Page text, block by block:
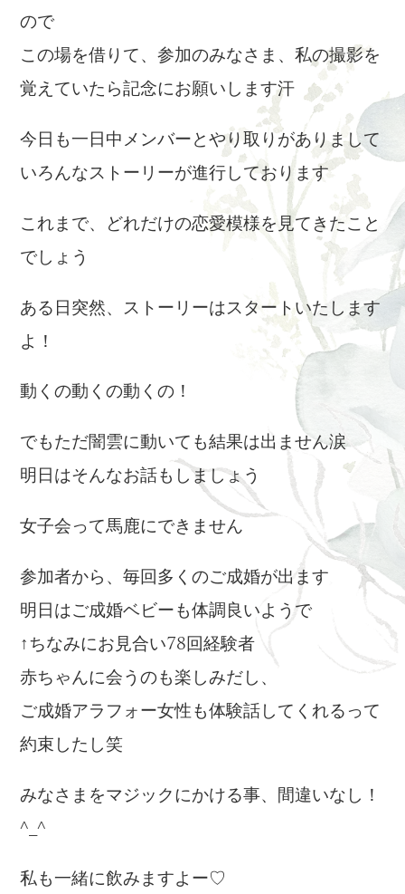
ので
この場を借りて、参加のみなさま、私の撮影を
覚えていたら記念にお願いします汗
今日も一日中メンバーとやり取りがありまして
いろんなストーリーが進行しております
これまで、どれだけの恋愛模様を見てきたこと
でしょう
ある日突然、ストーリーはスタートいたします
よ！
動くの動くの動くの！
でもただ闇雲に動いても結果は出ません涙
明日はそんなお話もしましょう
女子会って馬鹿にできません
参加者から、毎回多くのご成婚が出ます
明日はご成婚ベビーも体調良いようで
↑ちなみにお見合い78回経験者
赤ちゃんに会うのも楽しみだし、
ご成婚アラフォー女性も体験話してくれるって
約束したし笑
みなさまをマジックにかける事、間違いなし！
^_^
私も一緒に飲みますよー♡